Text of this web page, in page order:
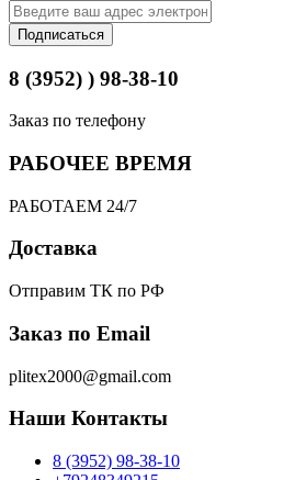
Подписаться
8 (3952) ) 98-38-10
Заказ по телефону
РАБОЧЕЕ ВРЕМЯ
РАБОТАЕМ 24/7
Доставка
Отправим ТК по РФ
Заказ по Email
plitex2000@gmail.com
Наши Контакты
8 (3952) 98-38-10